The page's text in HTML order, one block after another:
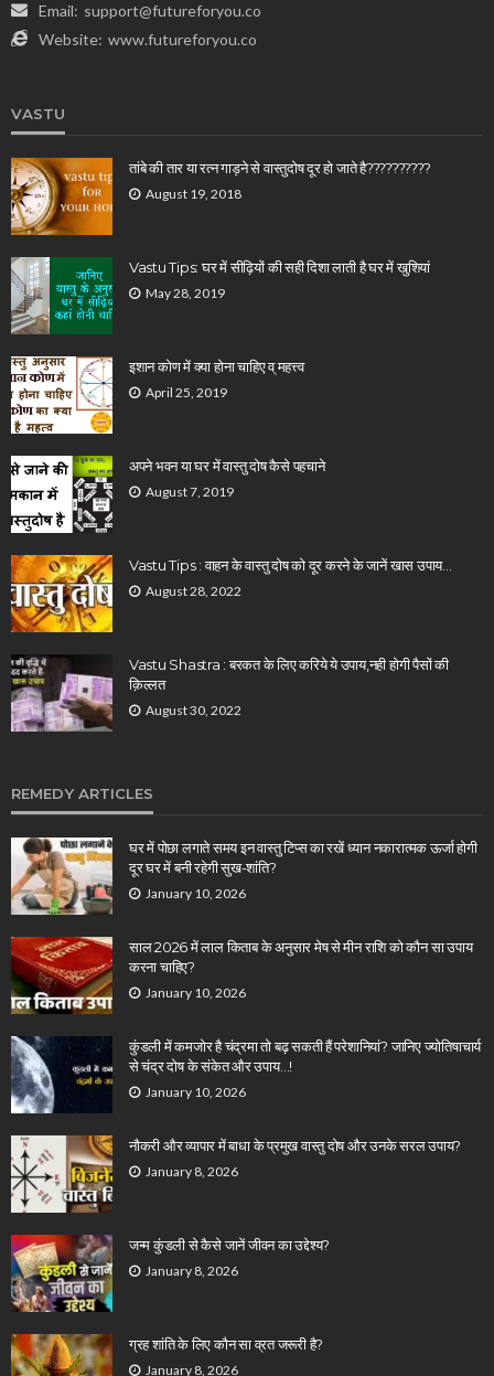
Email: support@futureforyou.co
Website: www.futureforyou.co
VASTU
तांबे की तार या रत्न गाड़ने से वास्तुदोष दूर हो जाते है??????????
August 19, 2018
Vastu Tips: घर में सीढ़ियों की सही दिशा लाती है घर में खुशियां
May 28, 2019
इशान कोण में क्या होना चाहिए व् महत्त्व
April 25, 2019
अपने भवन या घर में वास्तु दोष कैसे पहचाने
August 7, 2019
Vastu Tips : वाहन के वास्तु दोष को दूर करने के जानें खास उपाय…
August 28, 2022
Vastu Shastra : बरकत के लिए करिये ये उपाय,नही होगी पैसों की
क़िल्लत
August 30, 2022
REMEDY ARTICLES
घर में पोछा लगाते समय इन वास्तु टिप्स का रखें ध्यान नकारात्मक ऊर्जा होगी
दूर घर में बनी रहेगी सुख-शांति?
January 10, 2026
साल 2026 में लाल किताब के अनुसार मेष से मीन राशि को कौन सा उपाय
करना चाहिए?
January 10, 2026
कुंडली में कमजोर है चंद्रमा तो बढ़ सकती हैं परेशानियां? जानिए ज्योतिषाचार्य
से चंद्र दोष के संकेत और उपाय…!
January 10, 2026
नौकरी और व्यापार में बाधा के प्रमुख वास्तु दोष और उनके सरल उपाय?
January 8, 2026
जन्म कुंडली से कैसे जानें जीवन का उद्देश्य?
January 8, 2026
ग्रह शांति के लिए कौन सा व्रत जरूरी है?
January 8, 2026